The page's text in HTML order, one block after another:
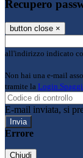
Recupero
button close ×
all'indirizzo indicato
Non hai una e-mail
tramite la Login
E-mail inviata, si
Errore
Chiudi